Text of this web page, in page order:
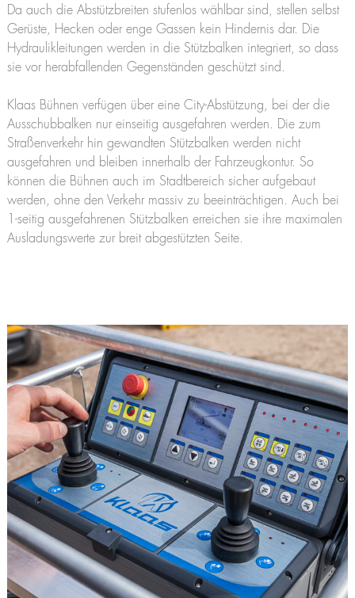
Da auch die Abstützbreiten stufenlos wählbar sind, stellen selbst
Gerüste, Hecken oder enge Gassen kein Hindernis dar. Die
Hydraulikleitungen werden in die Stützbalken integriert, so dass
sie vor herabfallenden Gegenständen geschützt sind.
Klaas Bühnen verfügen über eine City-Abstützung, bei der die
Ausschubbalken nur einseitig ausgefahren werden. Die zum
Straßenverkehr hin gewandten Stützbalken werden nicht
ausgefahren und bleiben innerhalb der Fahrzeugkontur. So
können die Bühnen auch im Stadtbereich sicher aufgebaut
werden, ohne den Verkehr massiv zu beeinträchtigen. Auch bei
1-seitig ausgefahrenen Stützbalken erreichen sie ihre maximalen
Ausladungswerte zur breit abgestützten Seite.